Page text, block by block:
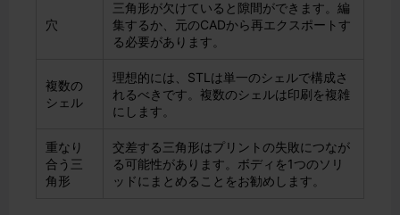
穴
三角形が欠けていると隙間ができます。編
集するか、元のCADから再エクスポートす
る必要があります。
複数の
シェル
理想的には、STLは単一のシェルで構成さ
れるべきです。複数のシェルは印刷を複雑
にします。
重なり
合う三
角形
交差する三角形はプリントの失敗につなが
る可能性があります。ボディを1つのソリ
ッドにまとめることをお勧めします。